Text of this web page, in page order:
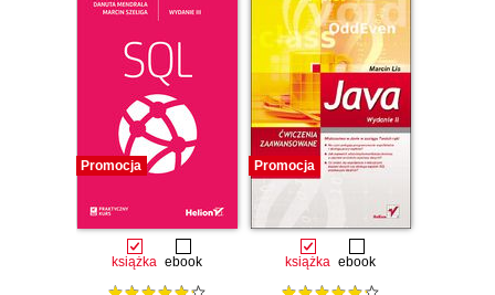
Promocja
książka ebook
Promocja
książka ebook